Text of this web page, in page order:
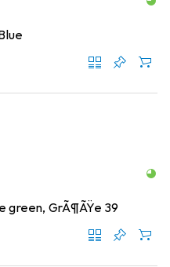
green, GrÃ¶ÃŸe 39